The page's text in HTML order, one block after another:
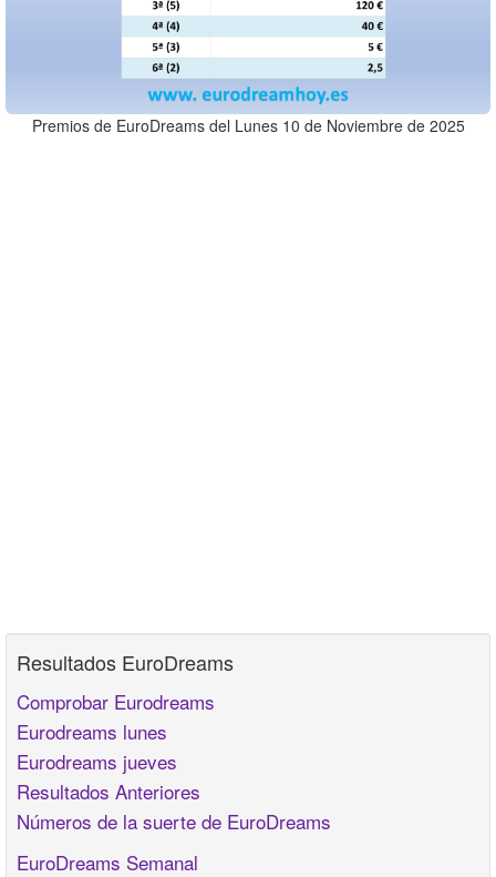
Premios de EuroDreams del Lunes 10 de Noviembre de 2025
Resultados EuroDreams
Comprobar Eurodreams
Eurodreams lunes
Eurodreams jueves
Resultados Anteriores
Números de la suerte de EuroDreams
EuroDreams Semanal